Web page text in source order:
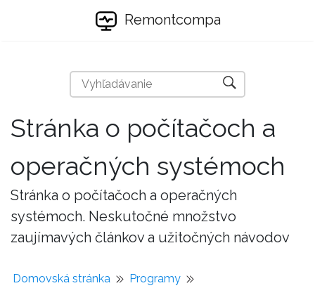
Remontcompa
Stránka o počítačoch a
operačných systémoch
Stránka o počítačoch a operačných
systémoch. Neskutočné množstvo
zaujímavých článkov a užitočných návodov
Domovská stránka
Programy